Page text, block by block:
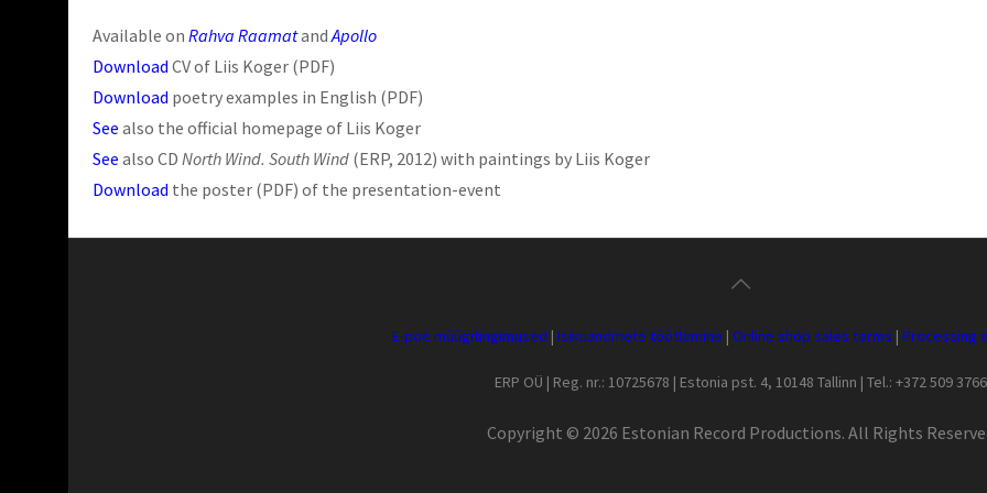
Available on Rahva RaamatandApollo
Download CV of Liis Koger (PDF)
Download poetry examples in English (PDF)
See also the official homepage of Liis Koger
See also CD North Wind. South Wind (ERP, 2012) with paintings by Liis Koger
Download the poster (PDF) of the presentation-event
E-poe müügitingimused | Isikuandmete töötlemine | Online shop sales terms | Processing
ERP OÜ | Reg. nr.: 10725678 | Estonia pst. 4, 10148 Tallinn | Tel.: +372 509 3766
Copyright © 2026 Estonian Record Productions. All Rights